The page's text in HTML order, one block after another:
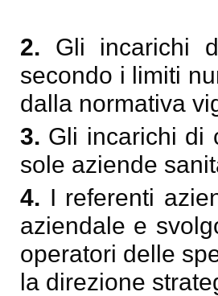
2. Gli incarichi
secondo i limiti
dalla normativa
3. Gli incarichi di
sole aziende
4. I referenti
aziendale e
operatori delle
la direzione